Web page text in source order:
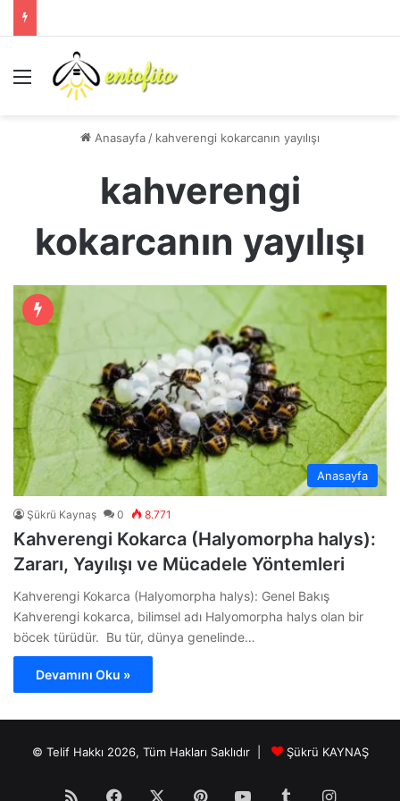
Menü
Anasayfa / kahverengi kokarcanın yayılışı
kahverengi
kokarcanın yayılışı
Anasayfa
Şükrü Kaynaş 0 8.771
Kahverengi Kokarca (Halyomorpha halys):
Zararı, Yayılışı ve Mücadele Yöntemleri
Kahverengi Kokarca (Halyomorpha halys): Genel Bakış
Kahverengi kokarca, bilimsel adı Halyomorpha halys olan bir
böcek türüdür. Bu tür, dünya genelinde…
Devamını Oku »
© Telif Hakkı 2026, Tüm Hakları Saklıdır | Şükrü KAYNAŞ
RSS Facebook PinterestYouTubeTumblr